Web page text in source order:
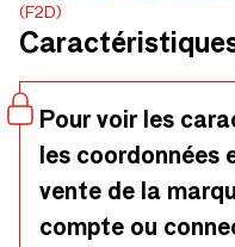
acier inoxydable revêtu
charmera à la fois en noir
(F2D)
Pour voir les
les coordonnées
vente de la
compte ou